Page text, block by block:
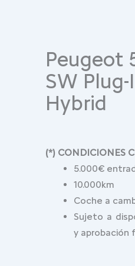
Peugeot
SW Plug-
Hybrid
(*) CONDICIONES
5.000€
10.000km
Coche a
Sujeto a
y aprobación